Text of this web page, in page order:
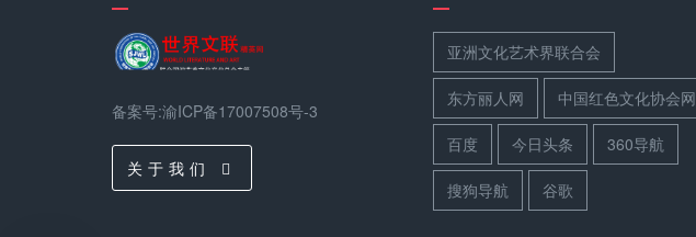
备案号:渝ICP备17007508号-3
关 于 我 们
亚洲文化艺术界联合会
东方丽人网 中国红色文化协会网
百度 今日头条 360导航
搜狗导航 谷歌